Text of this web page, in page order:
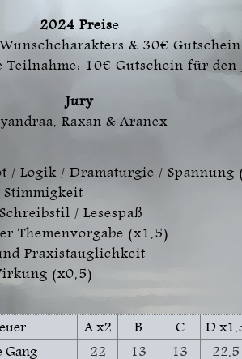
2024 Preise
& 30€
10€ Gutschein für den
Jury
Raxan & Aranex
/ Logik / Dramaturgie / Spannung
/ Lesespaß
Themenvorgabe (x1,5)
Praxistauglichkeit
(x0,5)
A x2 B C D
Gang 22 13 13 22,5